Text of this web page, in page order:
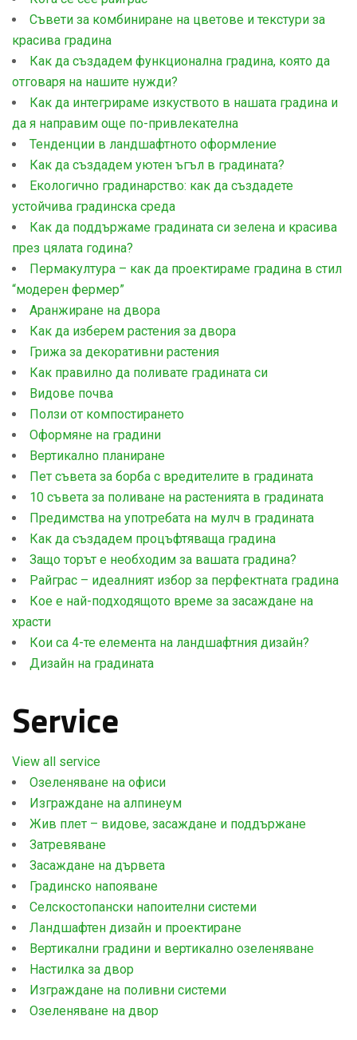
Съвети за комбиниране на цветове и текстури за
красива градина
Как да създадем функционална градина, която да
отговаря на нашите нужди?
Как да интегрираме изкуството в нашата градина и
да я направим още по-привлекателна
Тенденции в ландшафтното оформление
Как да създадем уютен ъгъл в градината?
Екологично градинарство: как да създадете
устойчива градинска среда
Как да поддържаме градината си зелена и красива
през цялата година?
Пермакултура – как да проектираме градина в стил
“модерен фермер”
Aранжиране на двора
Как да изберем растения за двора
Грижа за декоративни растения
Как правилно да поливате градината си
Видове почва
Ползи от компостирането
Оформяне на градини
Вертикално планиране
Пет съвета за борба с вредителите в градината
10 съвета за поливане на растенията в градината
Предимства на употребата на мулч в градината
Как да създадем процъфтяваща градина
Защо торът е необходим за вашата градина?
Райграс – идеалният избор за перфектната градина
Кое е най-подходящото време за засаждане на
храсти
Кои са 4-те елемента на ландшафтния дизайн?
Дизайн на градината
Service
View all service
Озеленяване на офиси
Изграждане на алпинеум
Жив плет – видове, засаждане и поддържане
Затревяване
Засаждане на дървета
Градинско напояване
Селскостопански напоителни системи
Ландшафтен дизайн и проектиране
Вертикални градини и вертикално озеленяване
Настилка за двор
Изграждане на поливни системи
Озеленяване на двор